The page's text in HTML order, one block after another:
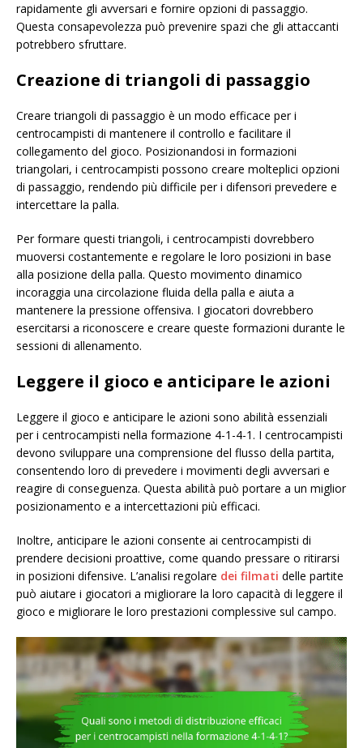
rapidamente gli avversari e fornire opzioni di passaggio.
Questa consapevolezza può prevenire spazi che gli attaccanti
potrebbero sfruttare.
Creazione di triangoli di passaggio
Creare triangoli di passaggio è un modo efficace per i
centrocampisti di mantenere il controllo e facilitare il
collegamento del gioco. Posizionandosi in formazioni
triangolari, i centrocampisti possono creare molteplici opzioni
di passaggio, rendendo più difficile per i difensori prevedere e
intercettare la palla.
Per formare questi triangoli, i centrocampisti dovrebbero
muoversi costantemente e regolare le loro posizioni in base
alla posizione della palla. Questo movimento dinamico
incoraggia una circolazione fluida della palla e aiuta a
mantenere la pressione offensiva. I giocatori dovrebbero
esercitarsi a riconoscere e creare queste formazioni durante le
sessioni di allenamento.
Leggere il gioco e anticipare le azioni
Leggere il gioco e anticipare le azioni sono abilità essenziali
per i centrocampisti nella formazione 4-1-4-1. I centrocampisti
devono sviluppare una comprensione del flusso della partita,
consentendo loro di prevedere i movimenti degli avversari e
reagire di conseguenza. Questa abilità può portare a un miglior
posizionamento e a intercettazioni più efficaci.
Inoltre, anticipare le azioni consente ai centrocampisti di
prendere decisioni proattive, come quando pressare o ritirarsi
in posizioni difensive. L’analisi regolare dei filmati delle partite
può aiutare i giocatori a migliorare la loro capacità di leggere il
gioco e migliorare le loro prestazioni complessive sul campo.